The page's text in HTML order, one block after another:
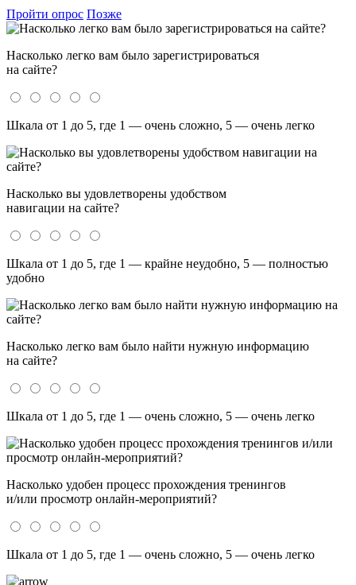
Пройти опрос Позже
Насколько легко вам было зарегистрироваться
на сайте?
Шкала от 1 до 5, где 1 — очень сложно, 5 — очень легко
Насколько вы удовлетворены удобством
навигации на сайте?
Шкала от 1 до 5, где 1 — крайне неудобно, 5 — полностью
удобно
Насколько легко вам было найти нужную информацию
на сайте?
Шкала от 1 до 5, где 1 — очень сложно, 5 — очень легко
Насколько удобен процесс прохождения тренингов
и/или просмотр онлайн-мероприятий?
Шкала от 1 до 5, где 1 — очень сложно, 5 — очень легко